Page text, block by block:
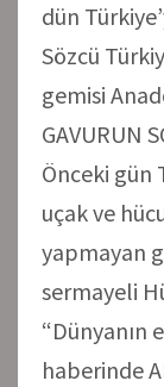
dün
Sözcü
gemisi
GAVURUN
Önceki gün
uçak ve
yapmayan
sermayeli
“Dünyanın
haberinde